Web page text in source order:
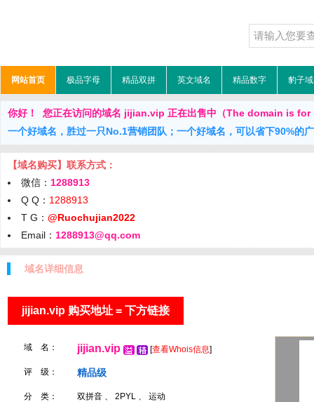
网站首页 极品字母 精品双拼 英文域名 精品数字 豹子
你好！ 您正在访问的域名 jijian.vip 正在出售中（The domain is for
一个好域名，胜过一只No.1营销团队；一个好域名，可以省下90%的
【域名购买】联系方式：
微信： 1288913
Q Q： 1288913
T G： @Ruochujian2022
Email： 1288913@qq.com
域名详细信息
jijian.vip 购买地址 = 下方链接
域 名： jijian.vip [查看Whois信息]
评 级： 精品级
分 类： 双拼音 、 2PYL 、 运动